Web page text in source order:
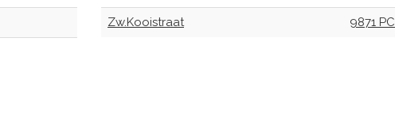
Zw.Kooistraat 9871 PC